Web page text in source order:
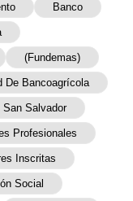
Banco
(Fundemas)
De Bancoagrícola
San Salvador
Profesionales
Inscritas
Social